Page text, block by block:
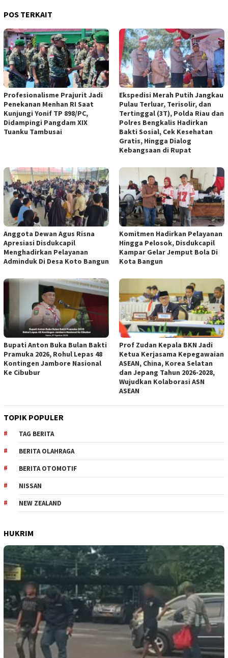
POS TERKAIT
Profesionalisme Prajurit Jadi
Penekanan Menhan RI Saat
Kunjungi Yonif TP 898/PC,
Didampingi Pangdam XIX
Tuanku Tambusai
Ekspedisi Merah Putih Jangkau
Pulau Terluar, Terisolir, dan
Tertinggal (3T), Polda Riau dan
Polres Bengkalis Hadirkan
Bakti Sosial, Cek Kesehatan
Gratis, Hingga Dialog
Kebangsaan di Rupat
Anggota Dewan Agus Risna
Apresiasi Disdukcapil
Menghadirkan Pelayanan
Adminduk Di Desa Koto Bangun
Komitmen Hadirkan Pelayanan
Hingga Pelosok, Disdukcapil
Kampar Gelar Jemput Bola Di
Kota Bangun
Bupati Anton Buka Bulan Bakti
Pramuka 2026, Rohul Lepas 48
Kontingen Jambore Nasional
Ke Cibubur
Prof Zudan Kepala BKN Jadi
Ketua Kerjasama Kepegawaian
ASEAN, China, Korea Selatan
dan Jepang Tahun 2026-2028,
Wujudkan Kolaborasi ASN
ASEAN
TOPIK POPULER
TAG BERITA
BERITA OLAHRAGA
BERITA OTOMOTIF
NISSAN
NEW ZEALAND
HUKRIM